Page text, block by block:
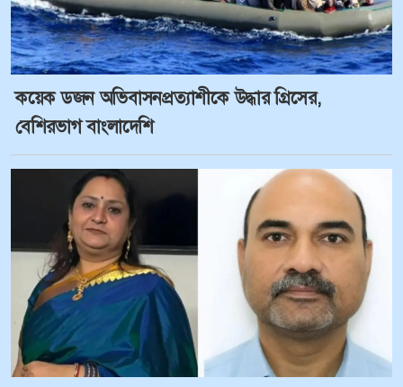
কয়েক ডজন অভিবাসনপ্রত্যাশীকে উদ্ধার গ্রিসের,
বেশিরভাগ বাংলাদেশি